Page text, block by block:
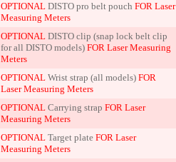
OPTIONAL DISTO pro belt pouch FOR Laser
Measuring Meters
OPTIONAL DISTO clip (snap lock belt clip
for all DISTO models) FOR Laser Measuring
Meters
OPTIONAL Wrist strap (all models) FOR
Laser Measuring Meters
OPTIONAL Carrying strap FOR Laser
Measuring Meters
OPTIONAL Target plate FOR Laser
Measuring Meters